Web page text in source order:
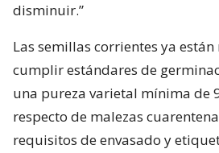
disminuir.”
Las semillas corrientes ya
cumplir estándares de
una pureza varietal mínima de
respecto de malezas
requisitos de envasado y